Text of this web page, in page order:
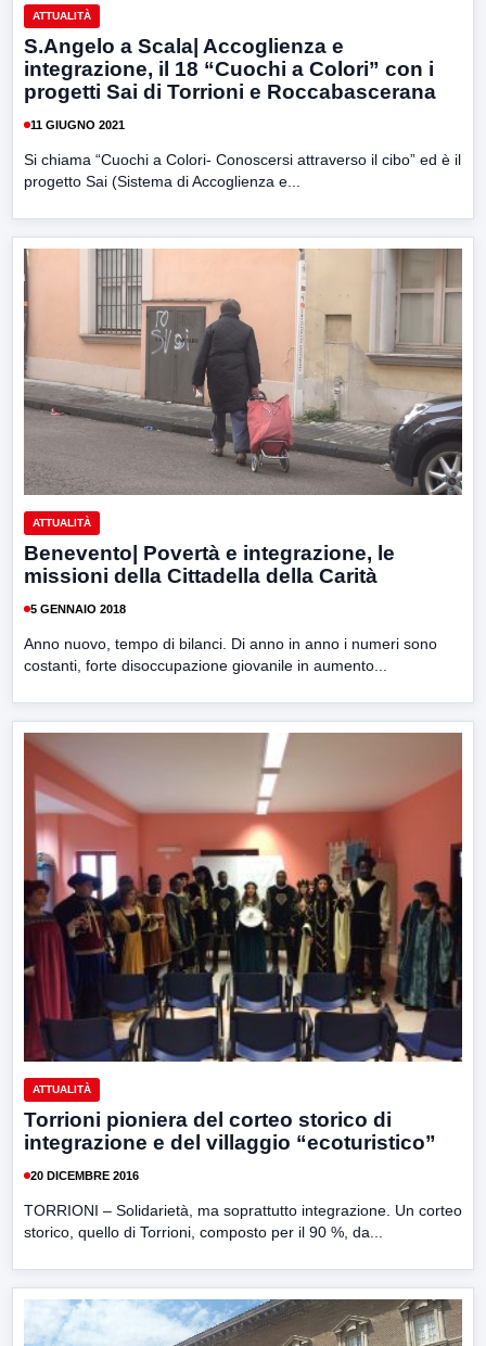
ATTUALITÀ
S.Angelo a Scala| Accoglienza e
integrazione, il 18 “Cuochi a Colori” con i
progetti Sai di Torrioni e Roccabascerana
11 GIUGNO 2021
Si chiama “Cuochi a Colori- Conoscersi attraverso il cibo” ed è il
progetto Sai (Sistema di Accoglienza e...
ATTUALITÀ
Benevento| Povertà e integrazione, le
missioni della Cittadella della Carità
5 GENNAIO 2018
Anno nuovo, tempo di bilanci. Di anno in anno i numeri sono
costanti, forte disoccupazione giovanile in aumento...
ATTUALITÀ
Torrioni pioniera del corteo storico di
integrazione e del villaggio “ecoturistico”
20 DICEMBRE 2016
TORRIONI – Solidarietà, ma soprattutto integrazione. Un corteo
storico, quello di Torrioni, composto per il 90 %, da...